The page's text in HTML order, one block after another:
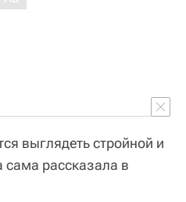
выглядеть стройной и
сама рассказала в